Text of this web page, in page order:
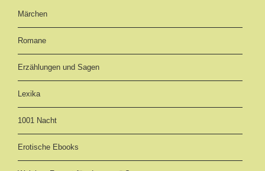
Märchen
Romane
Erzählungen und Sagen
Lexika
1001 Nacht
Erotische Ebooks